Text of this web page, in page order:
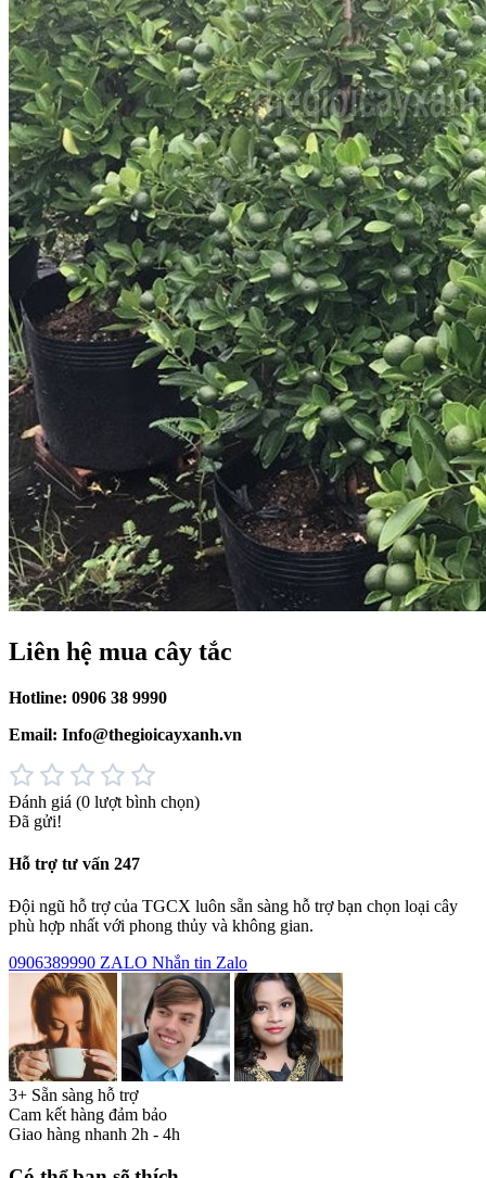
Liên hệ mua cây tắc
Hotline: 0906 38 9990
Email: Info@thegioicayxanh.vn
Đánh giá (0 lượt bình chọn)
Đã gửi!
Hỗ trợ tư vấn 247
Đội ngũ hỗ trợ của TGCX luôn sẵn sàng hỗ trợ bạn chọn loại cây
phù hợp nhất với phong thủy và không gian.
0906389990 ZALO Nhắn tin Zalo
3+ Sẵn sàng hỗ trợ
Cam kết hàng đảm bảo
Giao hàng nhanh 2h - 4h